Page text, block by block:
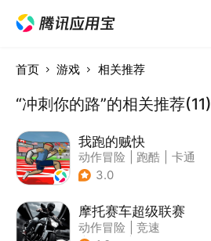
首页 游戏 相关推荐
“冲刺你的路”的相关推荐(11)
我跑的贼快
动作冒险 跑酷
卡通
3.0
摩托赛车超级联赛
动作冒险
竞速